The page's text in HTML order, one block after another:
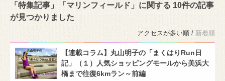
「特集記事」「マリンフィールド」に関する 10件の記事
が見つかりました
アクセスが多い順 / 新着順
【連載コラム】丸山明子の「まくはりRun日
記」（１）人気ショッピングモールから美浜大
橋まで往復6kmラン～前編